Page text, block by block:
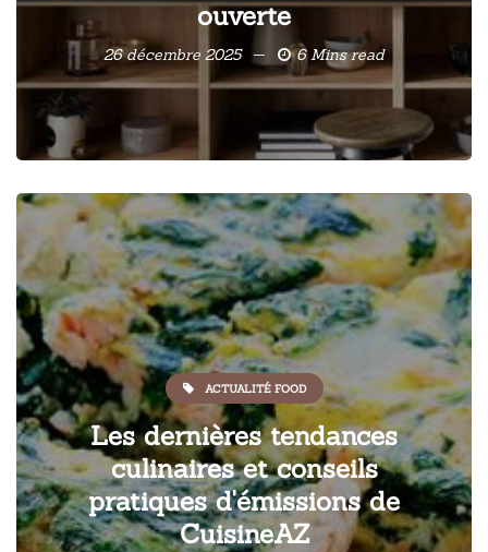
ouverte
26 décembre 2025 6 Mins read
ACTUALITÉ FOOD
Les dernières tendances
culinaires et conseils
pratiques d'émissions de
CuisineAZ